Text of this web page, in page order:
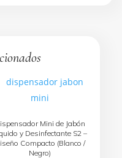
Mini de Jabón
y Desinfectante S2 –
Compacto (Blanco /
Negro)